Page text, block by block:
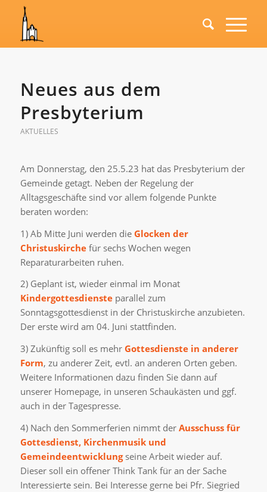
Neues aus dem
Presbyterium
AKTUELLES
Am Donnerstag, den 25.5.23 hat das Presbyterium der
Gemeinde getagt. Neben der Regelung der
Alltagsgeschäfte sind vor allem folgende Punkte
beraten worden:
1) Ab Mitte Juni werden die Glocken der
Christuskirchefür sechs Wochen wegen
Reparaturarbeiten ruhen.
2) Geplant ist, wieder einmal im Monat
Kindergottesdiensteparallel zum
Sonntagsgottesdienst in der Christuskirche anzubieten.
Der erste wird am 04. Juni stattfinden.
3) Zukünftig soll es mehr Gottesdienste in anderer
Form, zu anderer Zeit, evtl. an anderen Orten geben.
Weitere Informationen dazu finden Sie dann auf
unserer Homepage, in unseren Schaukästen und ggf.
auch in der Tagespresse.
4) Nach den Sommerferien nimmt der Ausschuss für
Gottesdienst, Kirchenmusik und
Gemeindeentwicklungseine Arbeit wieder auf.
Dieser soll ein offener Think Tank für an der Sache
Interessierte sein. Bei Interesse gerne bei Pfr. Siegried